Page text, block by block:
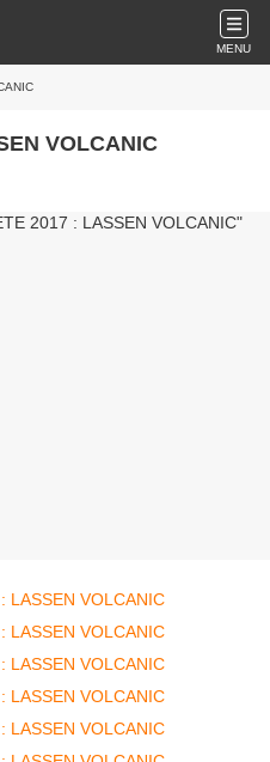
MENU
VOLCANIC